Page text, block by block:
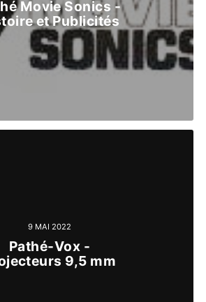
Movie Sonics -
et Publicités
9 MAI 2022
Pathé-Vox -
9,5 mm